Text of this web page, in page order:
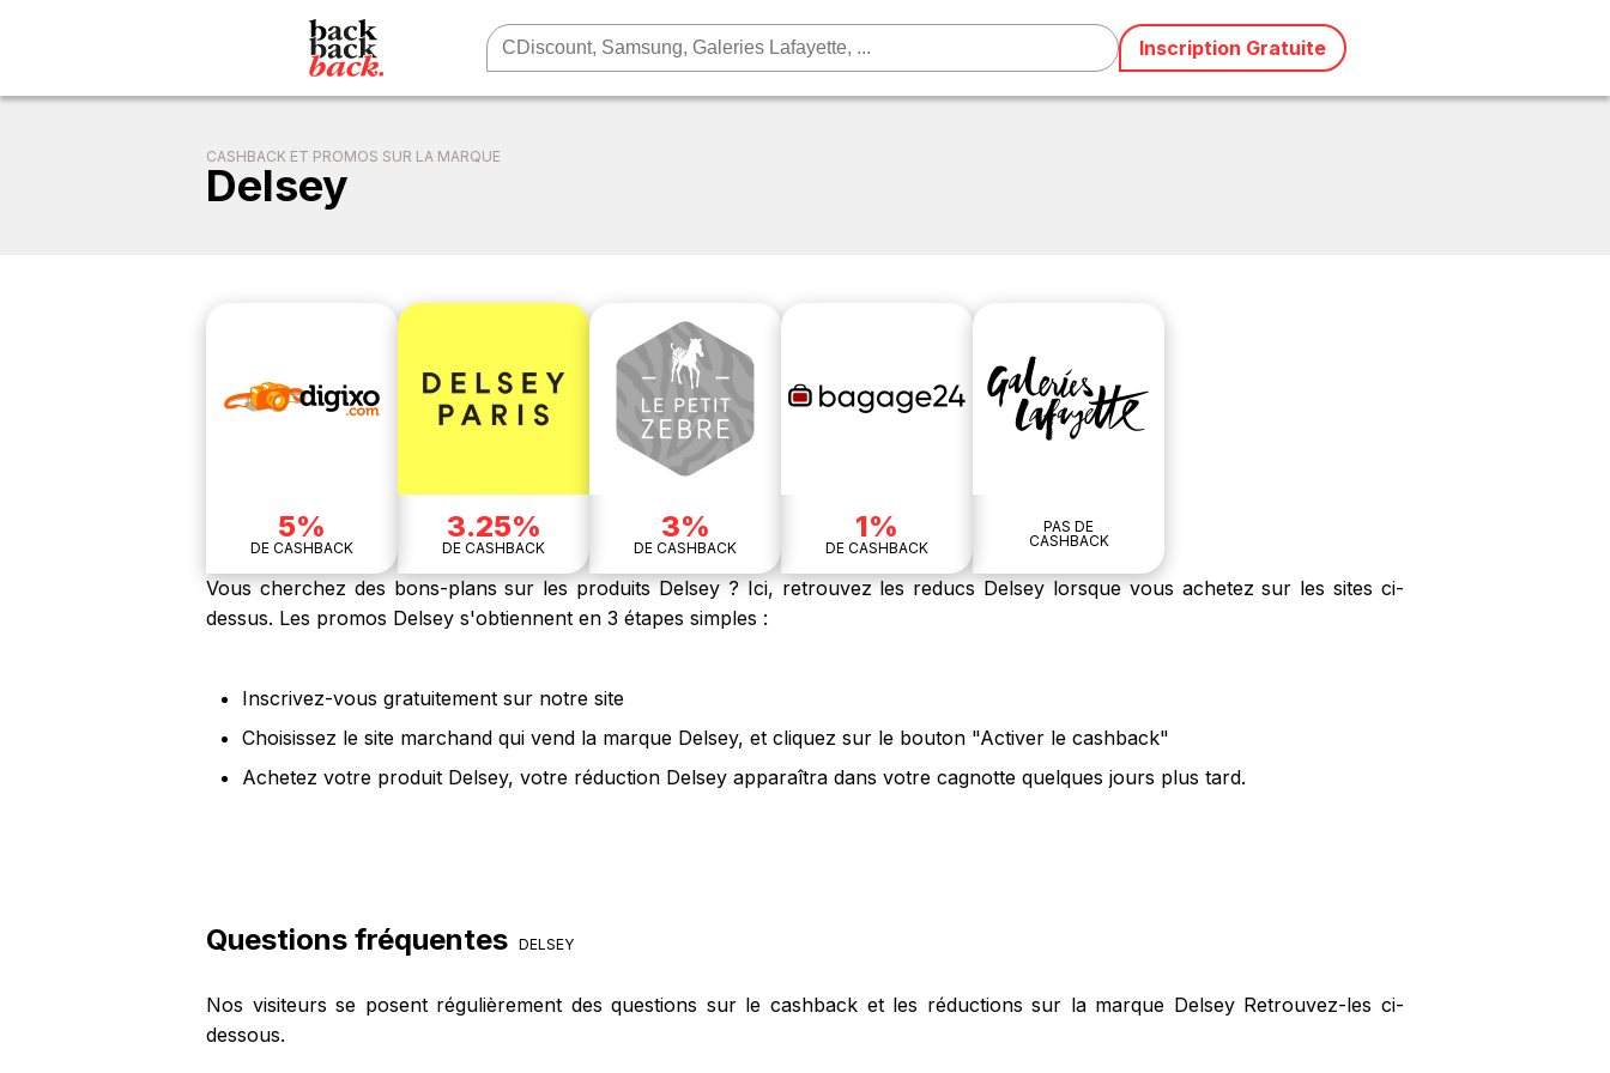
CASHBACK ET PROMOS SUR LA MARQUE
Delsey
5%
DE CASHBACK
3.25%
DE CASHBACK
3%
DE CASHBACK
1%
DE CASHBACK
PAS DE
CASHBACK
Vous cherchez des bons-plans sur les produits Delsey ? Ici, retrouvez les reducs Delsey lorsque vous achetez sur les sites ci-
dessus. Les promos Delsey s'obtiennent en 3 étapes simples :
Inscrivez-vous gratuitement sur notre site
Choisissez le site marchand qui vend la marque Delsey, et cliquez sur le bouton "Activer le cashback"
Achetez votre produit Delsey, votre réduction Delsey apparaîtra dans votre cagnotte quelques jours plus tard.
Questions fréquentes DELSEY
Nos visiteurs se posent régulièrement des questions sur le cashback et les réductions sur la marque Delsey Retrouvez-les ci-
dessous.
Inscription Gratuite